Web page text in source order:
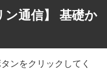
ン通信】 基礎か
ンをクリックしてく